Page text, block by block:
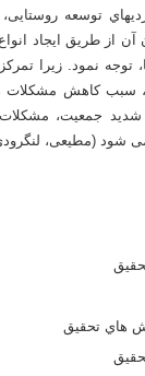
توسعه
آن از طریق ایجاد
نمود. زیرا تمرکز
سبب کاهش مشکلات
شدید جمعیت،
(مطیعی، لنگرودی،
هاي تحقيق